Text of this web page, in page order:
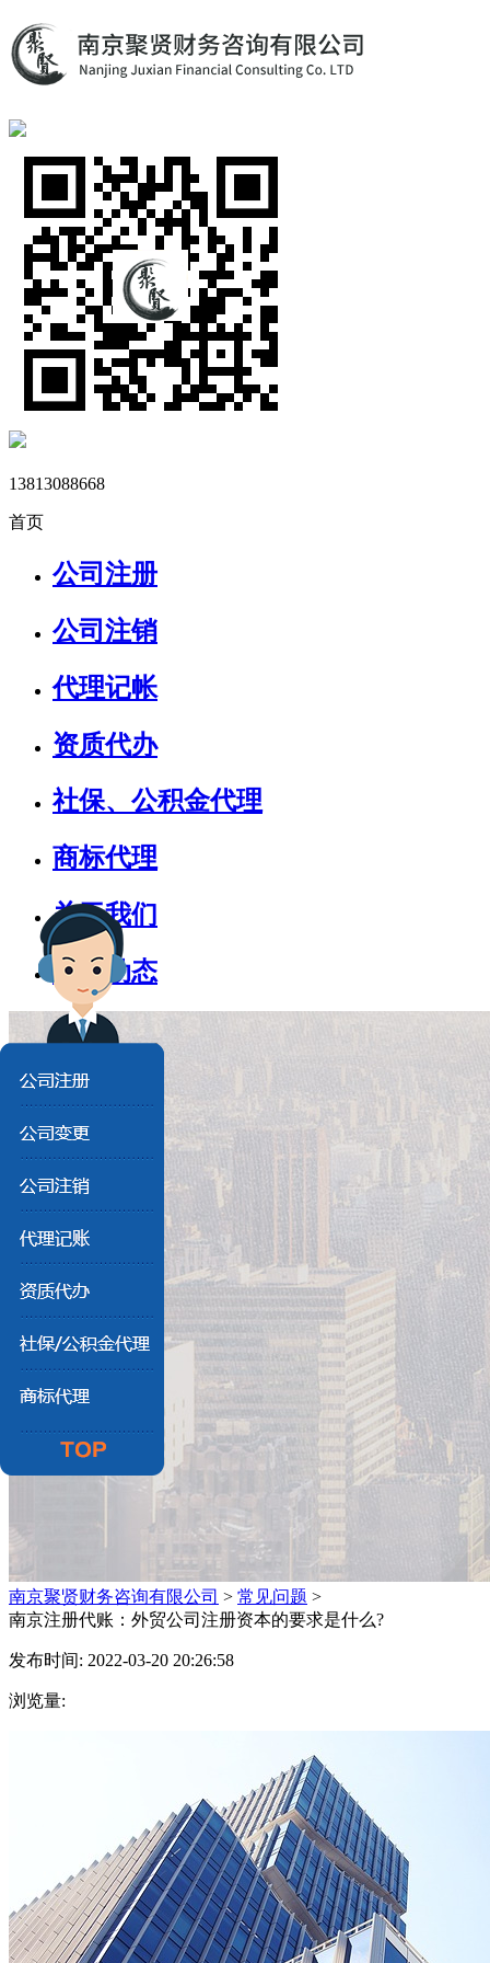
13813088668
首页
公司注册
公司注销
代理记帐
资质代办
社保、公积金代理
商标代理
关于我们
新闻动态
南京聚贤财务咨询有限公司 > 常见问题 >
南京注册代账：外贸公司注册资本的要求是什么?
发布时间: 2022-03-20 20:26:58
浏览量: